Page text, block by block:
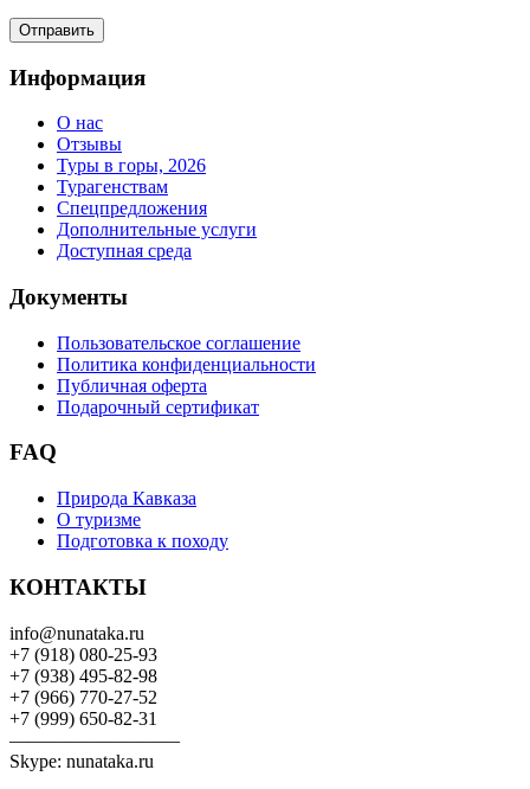
Информация
О нас
Отзывы
Туры в горы, 2026
Турагенствам
Спецпредложения
Дополнительные услуги
Доступная среда
Документы
Пользовательское соглашение
Политика конфиденциальности
Публичная оферта
Подарочный сертификат
FAQ
Природа Кавказа
О туризме
Подготовка к походу
КОНТАКТЫ
info@nunataka.ru
+7 (918) 080-25-93
+7 (938) 495-82-98
+7 (966) 770-27-52
+7 (999) 650-82-31
—————————
Skype: nunataka.ru